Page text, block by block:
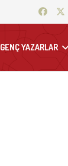
GENÇ YAZARLAR